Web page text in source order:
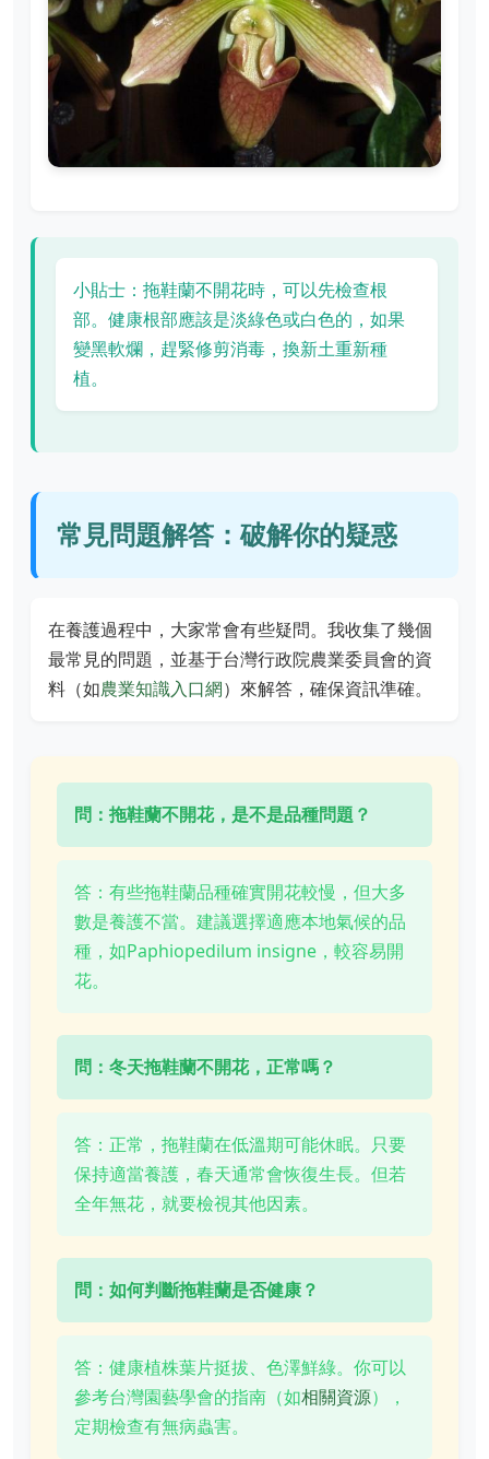
小貼士：拖鞋蘭不開花時，可以先檢查根
部。健康根部應該是淡綠色或白色的，如果
變黑軟爛，趕緊修剪消毒，換新土重新種
植。
常見問題解答：破解你的疑惑
在養護過程中，大家常會有些疑問。我收集了幾個
最常見的問題，並基于台灣行政院農業委員會的資
料（如農業知識入口網）來解答，確保資訊準確。
問：拖鞋蘭不開花，是不是品種問題？
答：有些拖鞋蘭品種確實開花較慢，但大多
數是養護不當。建議選擇適應本地氣候的品
種，如Paphiopedilum insigne，較容易開
花。
問：冬天拖鞋蘭不開花，正常嗎？
答：正常，拖鞋蘭在低溫期可能休眠。只要
保持適當養護，春天通常會恢復生長。但若
全年無花，就要檢視其他因素。
問：如何判斷拖鞋蘭是否健康？
答：健康植株葉片挺拔、色澤鮮綠。你可以
參考台灣園藝學會的指南（如相關資源），
定期檢查有無病蟲害。